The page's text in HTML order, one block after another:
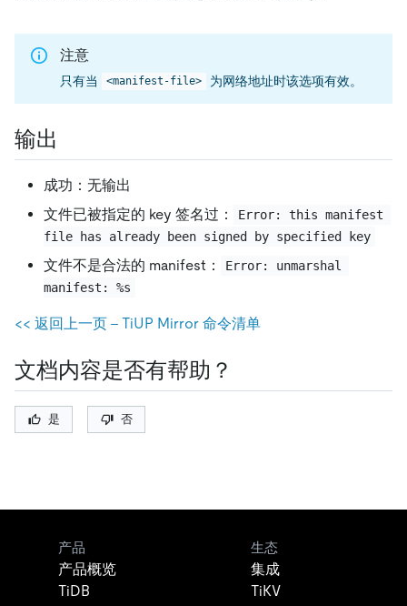
注意
只有当 <manifest-file> 为网络地址时该选项有效。
输出
成功：无输出
文件已被指定的 key 签名过：
Error: this manifest
file has already been signed by specified key
文件不是合法的 manifest：
Error: unmarshal
manifest: %s
<< 返回上一页 - TiUP Mirror 命令清单
文档内容是否有帮助？
是 否
产品
产品概览
TiDB
生态
集成
TiKV